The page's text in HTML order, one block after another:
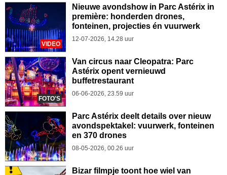
VIDEO
Nieuwe avondshow in Parc Astérix in
première: honderden drones,
fonteinen, projecties én vuurwerk
12-07-2026, 14.28 uur
FOTO'S
Van circus naar Cleopatra: Parc
Astérix opent vernieuwd
buffetrestaurant
06-06-2026, 23.59 uur
Parc Astérix deelt details over nieuw
avondspektakel: vuurwerk, fonteinen
en 370 drones
08-05-2026, 00.26 uur
Bizar filmpje toont hoe wiel van